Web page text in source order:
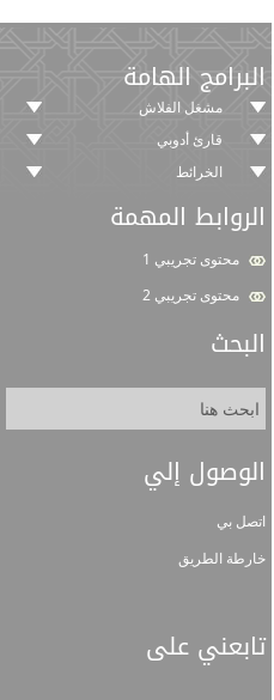
البرامج الهامة
مشغل الفلاش
قارئ أدوبي
الخرائط
الروابط المهمة
محتوى تجريبي 1
محتوى تجريبي 2
البحث
الوصول إلي
اتصل بي
خارطة الطريق
تابعني على